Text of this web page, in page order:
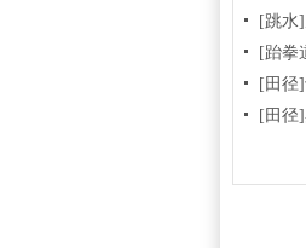
[跳水
[跆拳
[田径
[田径